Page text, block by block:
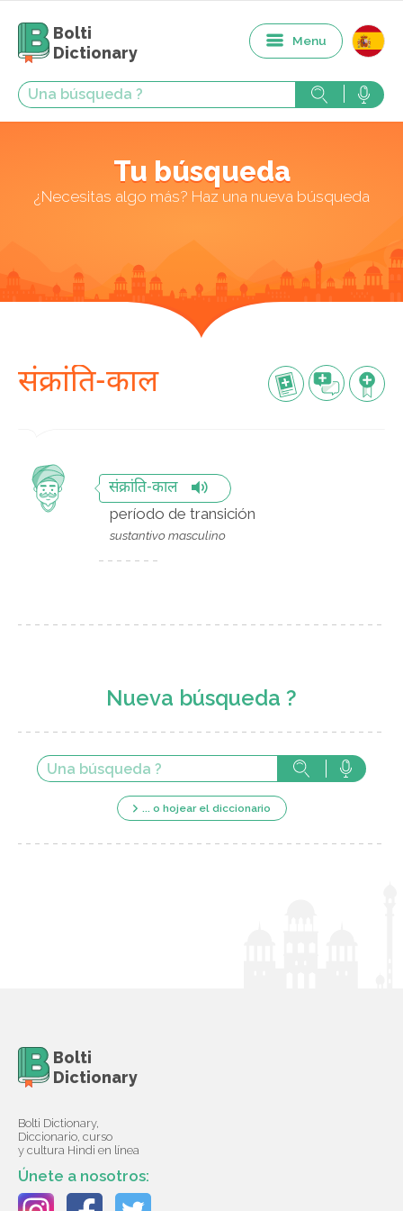
Bolti
Dictionary
Menu
Tu búsqueda
¿Necesitas algo más? Haz una nueva búsqueda
संक्रांति-काल
संक्रांति-काल
período de transición
sustantivo masculino
Nueva búsqueda ?
... o hojear el diccionario
Bolti
Dictionary
Bolti Dictionary,
Diccionario, curso
y cultura Hindi en línea
Únete a nosotros: